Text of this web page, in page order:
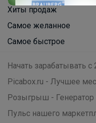
Хиты продаж
Самое желанное
Самое быстрое
Начать зарабатывать с
Picabox.ru - Лучшее
Розыгрыш - Генератор
Пульс нашего